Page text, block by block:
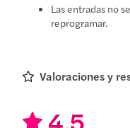
Las entradas no
reprogramar.
Valoraciones y